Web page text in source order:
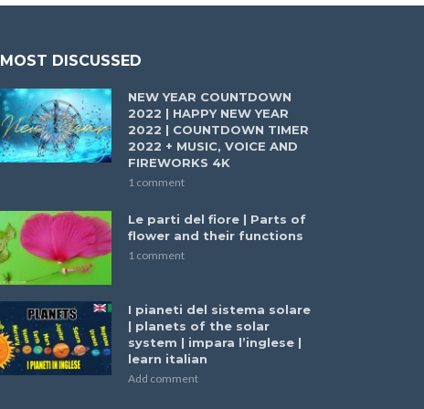
MOST DISCUSSED
NEW YEAR COUNTDOWN
2022 | HAPPY NEW YEAR
2022 | COUNTDOWN TIMER
2022 + MUSIC, VOICE AND
FIREWORKS 4K
1 comment
Le parti del fiore | Parts of
flower and their functions
1 comment
I pianeti del sistema solare
| planets of the solar
system | impara l’inglese |
learn italian
Add comment